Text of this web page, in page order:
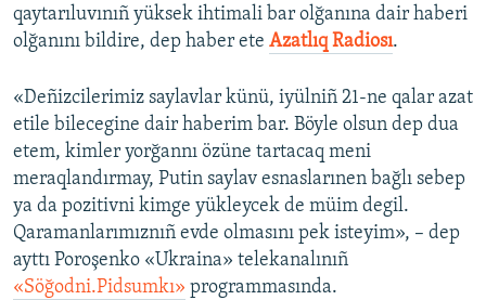
qaytarıluvınıñ yüksek ihtimali bar olğanına dair haberi
olğanını bildire, dep haber ete Azatlıq Radiosı.
«Deñizcilerimiz saylavlar künü, iyülniñ 21-ne qalar azat
etile bilecegine dair haberim bar. Böyle olsun dep dua
etem, kimler yorğannı özüne tartacaq meni
meraqlandırmay, Putin saylav esnaslarınen bağlı sebep
ya da pozitivni kimge yükleycek de müim degil.
Qaramanlarımıznıñ evde olmasını pek isteyim», – dep
ayttı Poroşenko «Ukraina» telekanalınıñ
«Söğodni.Pidsumkı» programmasında.